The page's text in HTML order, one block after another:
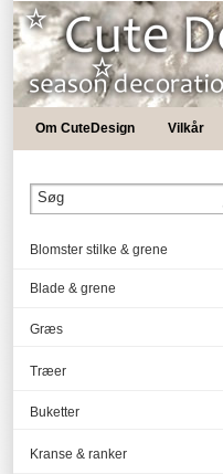
Om CuteDesign Vilkår
Blomster stilke & grene
Blade & grene
Græs
Træer
Buketter
Kranse & ranker